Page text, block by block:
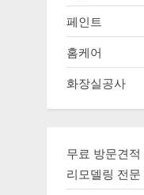
페인트
홈케어
화장실공사
무료 방문견
리모델링 전문